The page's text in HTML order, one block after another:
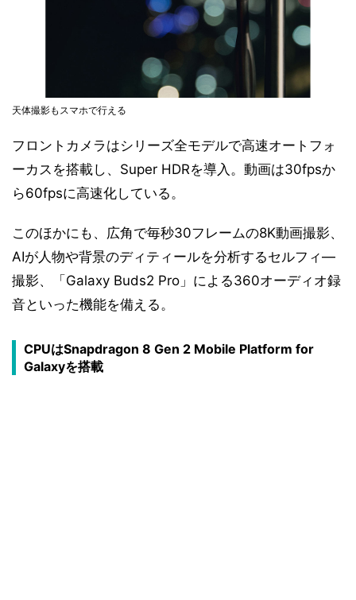
天体撮影もスマホで行える
フロントカメラはシリーズ全モデルで高速オートフォ
ーカスを搭載し、Super HDRを導入。動画は30fpsか
ら60fpsに高速化している。
このほかにも、広角で毎秒30フレームの8K動画撮影、
AIが人物や背景のディティールを分析するセルフィ―
撮影、「Galaxy Buds2 Pro」による360オーディオ録
音といった機能を備える。
CPUはSnapdragon 8 Gen 2 Mobile Platform for
Galaxyを搭載